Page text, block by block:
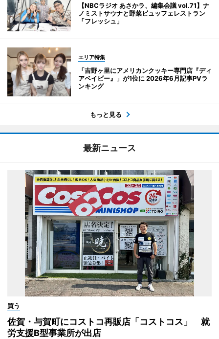
【NBCラジオ あさかラ、編集会議 vol.71】ナ
ノミストサウナと野菜ビュッフェレストラン
「フレッシュ」
エリア特集
「吉野ヶ里にアメリカンクッキー専門店『ディ
アベイビー』」が1位に 2026年6月記事PVラ
ンキング
もっと見る
最新ニュース
買う
佐賀・与賀町にコストコ再販店「コストコス」 就
労支援B型事業所が出店